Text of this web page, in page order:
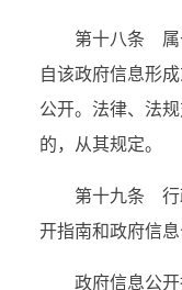
第十八条 属于
自该政府信息形
公开。法律、法
的，从其规定。
第十九条 行政
开指南和政府信息
政府信息公开